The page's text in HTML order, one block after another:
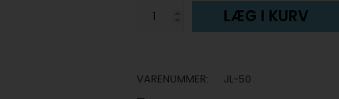
LÆG I KURV
VARENUMMER:
JL-50